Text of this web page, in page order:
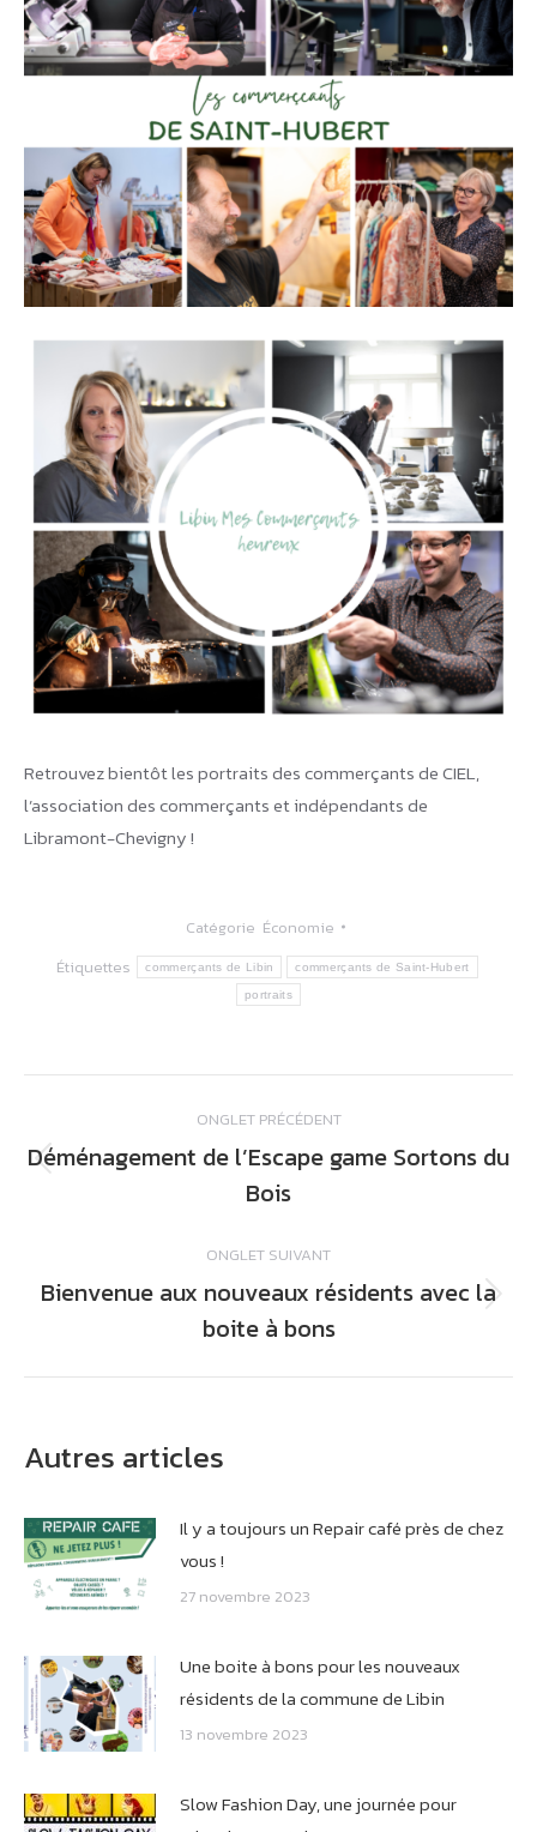
Retrouvez bientôt les portraits des commerçants de CIEL,
l’association des commerçants et indépendants de
Libramont-Chevigny !
Catégorie Économie
Étiquettes
commerçants de Libin commerçants de Saint-Hubert
portraits
de
commentaire
ONGLET PRÉCÉDENT
Onglet
précédent
Déménagement de l’Escape game Sortons du
Bois
ONGLET SUIVANT
Onglet
suivant
Bienvenue aux nouveaux résidents avec la
boite à bons
Autres articles
Il y a toujours un Repair café près de chez
vous !
27 novembre 2023
Une boite à bons pour les nouveaux
résidents de la commune de Libin
13 novembre 2023
Slow Fashion Day, une journée pour